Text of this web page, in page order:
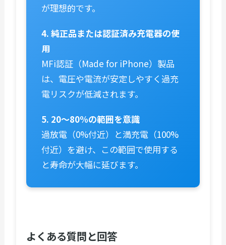
が理想的です。
4. 純正品または認証済み充電器の使
用
MFi認証（Made for iPhone）製品
は、電圧や電流が安定しやすく過充
電リスクが低減されます。
5. 20〜80%の範囲を意識
過放電（0%付近）と満充電（100%
付近）を避け、この範囲で使用する
と寿命が大幅に延びます。
よくある質問と回答